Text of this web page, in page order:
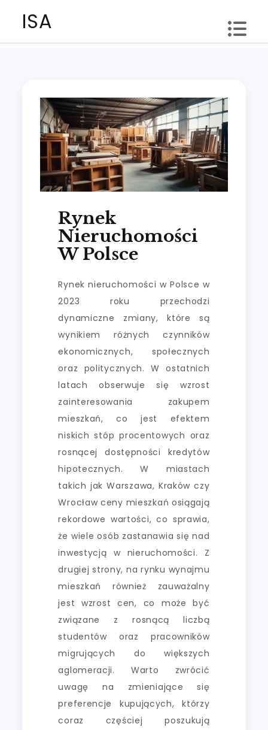
ISA
Rynek
Nieruchomości
W Polsce
Rynek nieruchomości w Polsce w
2023 roku przechodzi
dynamiczne zmiany, które są
wynikiem różnych czynników
ekonomicznych, społecznych
oraz politycznych. W ostatnich
latach obserwuje się wzrost
zainteresowania zakupem
mieszkań, co jest efektem
niskich stóp procentowych oraz
rosnącej dostępności kredytów
hipotecznych. W miastach
takich jak Warszawa, Kraków czy
Wrocław ceny mieszkań osiągają
rekordowe wartości, co sprawia,
że wiele osób zastanawia się nad
inwestycją w nieruchomości. Z
drugiej strony, na rynku wynajmu
mieszkań również zauważalny
jest wzrost cen, co może być
związane z rosnącą liczbą
studentów oraz pracowników
migrujących do większych
aglomeracji. Warto zwrócić
uwagę na zmieniające się
preferencje kupujących, którzy
coraz częściej poszukują